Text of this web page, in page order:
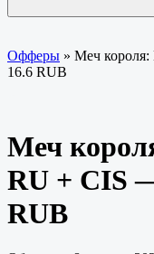
Офферы » Меч
16.6 RUB
Меч
RU + CIS
RUB